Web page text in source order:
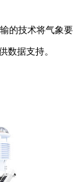
的技术将气象
数据支持。